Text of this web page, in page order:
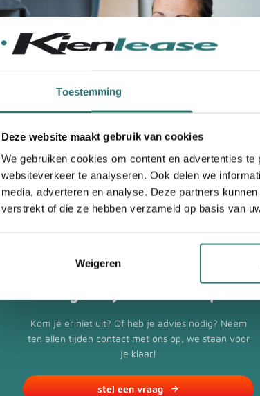
Toestemming
Deze website maakt gebruik van cookies
We gebruiken cookies om content en advertenties
websiteverkeer te analyseren. Ook delen we
media, adverteren en analyse. Deze partners
verstrekt of die ze hebben verzameld op basis van
Weigeren
Kom je er niet uit? Of heb je advies nodig? Neem
ten allen tijden contact met ons op, we staan voor
je klaar!
stel een vraag